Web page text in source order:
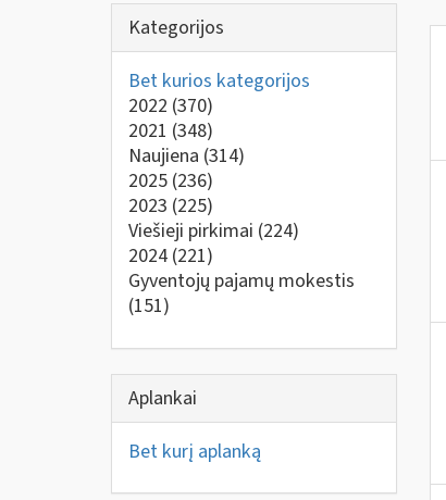
Kategorijos
Bet kurios kategorijos
2022 (370)
2021 (348)
Naujiena (314)
2025 (236)
2023 (225)
Viešieji pirkimai (224)
2024 (221)
Gyventojų pajamų mokestis
(151)
Aplankai
Bet kurį aplanką